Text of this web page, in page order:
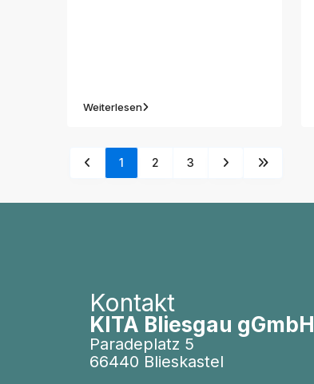
Weiterlesen
1 2 3
Kontakt
KITA Bliesgau gGmbH
Paradeplatz 5
66440 Blieskastel